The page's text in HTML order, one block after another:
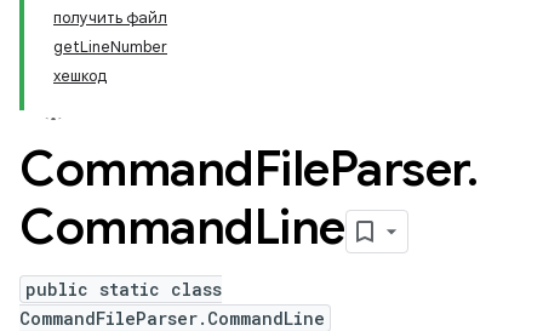
получить файл
getLineNumber
хешкод
CommandFileParser.
CommandLine
public static class
CommandFileParser.CommandLine